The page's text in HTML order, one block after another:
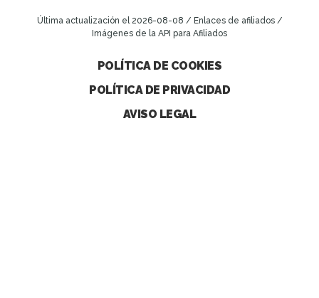
Última actualización el 2026-08-08 / Enlaces de afiliados /
Imágenes de la API para Afiliados
POLÍTICA DE COOKIES
POLÍTICA DE PRIVACIDAD
AVISO LEGAL